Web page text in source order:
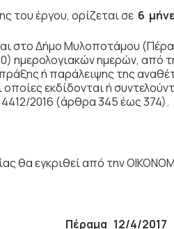
του έργου, ορίζεται σε 6
στο Δήμο Μυλοποτάμου
ημερολογιακών ημερών, από
ή παράλειψης της
εκδίδονται ή
4412/2016 (άρθρα 345 έως 374).
θα εγκριθεί από την
Πέραμα 12/4/2017